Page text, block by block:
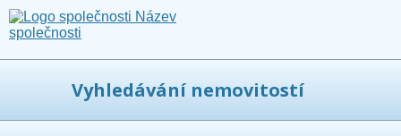
Vyhledávání nemovitostí